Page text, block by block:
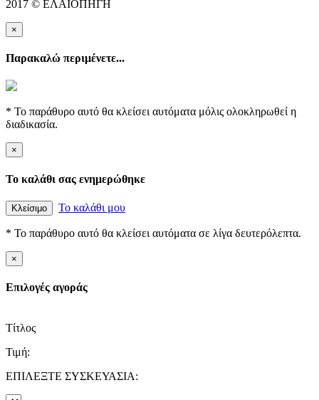
2017 © ΕΛΑΙΟΠΗΓΗ
×
Παρακαλώ περιμένετε...
* Το παράθυρο αυτό θα κλείσει αυτόματα μόλις ολοκληρωθεί η
διαδικασία.
×
Το καλάθι σας ενημερώθηκε
Κλείσιμο Το καλάθι μου
* Το παράθυρο αυτό θα κλείσει αυτόματα σε λίγα δευτερόλεπτα.
×
Επιλογές αγοράς
Τίτλος
Τιμή:
ΕΠΙΛΕΞΤΕ ΣΥΣΚΕΥΑΣΙΑ: